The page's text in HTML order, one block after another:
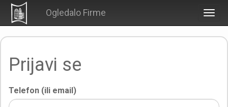
Ogledalo Firme
Prijavi se
Telefon (ili email)